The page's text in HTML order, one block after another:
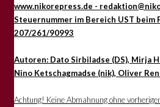
www.nikorepress.de -
Steuernummer im Bereich UST beim
207/261/90993
Autoren: Dato Sirbiladse (DS), Mirja
Nino Ketschagmadse (nik), Oliver
Achtung! Keine Abmahnung ohne